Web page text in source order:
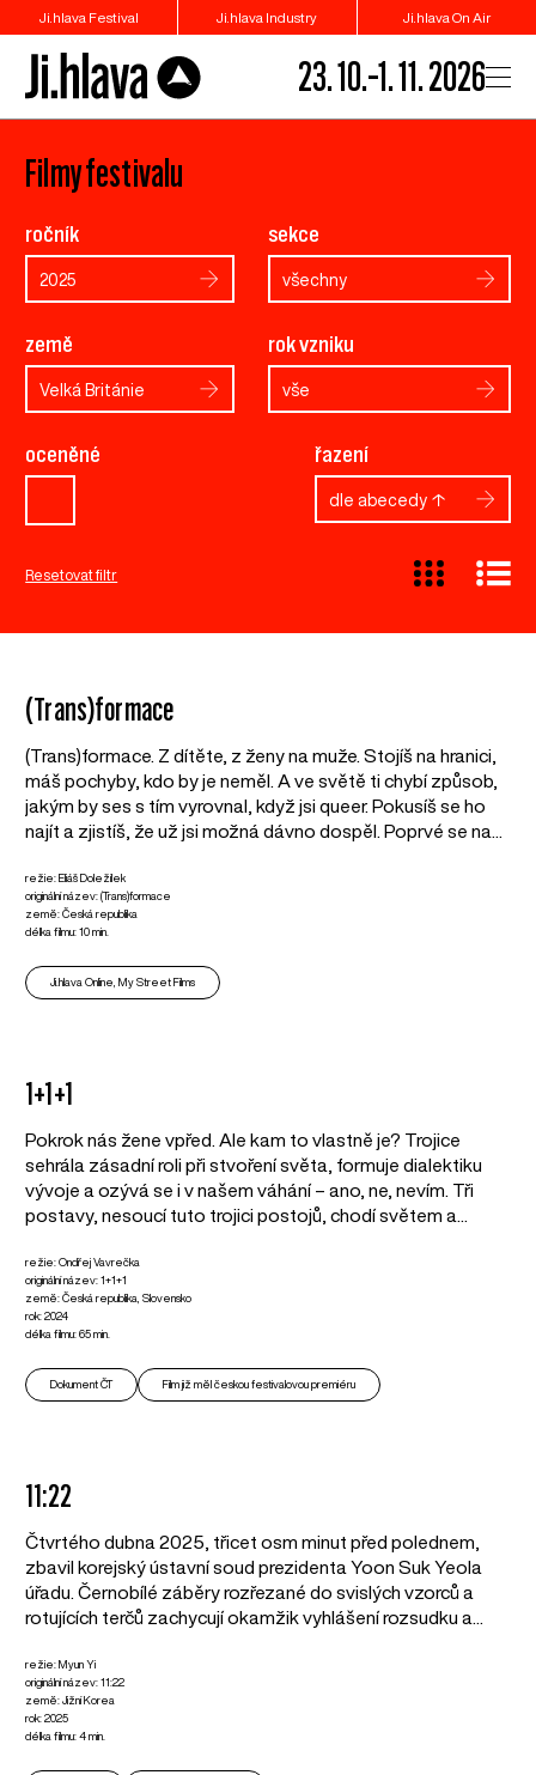
Ji.hlava Festival Ji.hlava Industry Ji.hlava On Air
23. 10.–1. 11. 2026
Filmy festivalu
ročník
2025
sekce
všechny
země
Velká Británie
rok vzniku
vše
oceněné řazení
dle abecedy ↑
Resetovat filtr
(Trans)formace
(Trans)formace. Z dítěte, z ženy na muže. Stojíš na hranici,
máš pochyby, kdo by je neměl. A ve světě ti chybí způsob,
jakým by ses s tím vyrovnal, když jsi queer. Pokusíš se ho
najít a zjistíš, že už jsi možná dávno dospěl. Poprvé se na...
režie: Eliáš Doležílek
originální název: (Trans)formace
země: Česká republika
délka filmu: 10 min.
Ji.hlava Online, My Street Films
1+1+1
Pokrok nás žene vpřed. Ale kam to vlastně je? Trojice
sehrála zásadní roli při stvoření světa, formuje dialektiku
vývoje a ozývá se i v našem váhání – ano, ne, nevím. Tři
postavy, nesoucí tuto trojici postojů, chodí světem a...
režie: Ondřej Vavrečka
originální název: 1+1+1
země: Česká republika, Slovensko
rok: 2024
délka filmu: 65 min.
Dokument ČT Film již měl českou festivalovou premiéru
11:22
Čtvrtého dubna 2025, třicet osm minut před polednem,
zbavil korejský ústavní soud prezidenta Yoon Suk Yeola
úřadu. Černobílé záběry rozřezané do svislých vzorců a
rotujících terčů zachycují okamžik vyhlášení rozsudku a...
režie: Myun Yi
originální název: 11:22
země: Jižní Korea
rok: 2025
délka filmu: 4 min.